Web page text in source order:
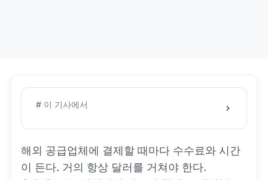
# 이 기사에서
해외 공급업체에 결제할 때마다 수수료와 시간
이 든다. 거의 항상 달러를 거쳐야 한다.